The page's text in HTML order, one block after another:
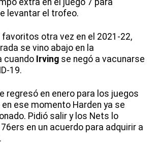
levantar el trofeo.
otra vez en el 2021-22,
se vino abajo en la
cuando Irving se negó a vacunarse
19.
regresó en enero para los juegos
ese momento Harden ya se
Pidió salir y los Nets lo
en un acuerdo para adquirir a